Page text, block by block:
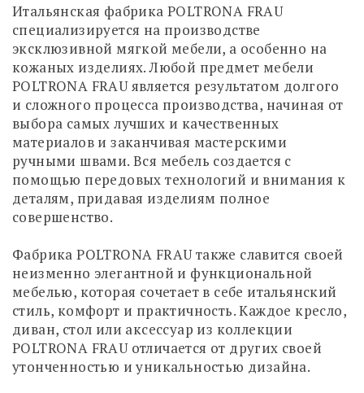
Итальянская фабрика POLTRONA FRAU
специализируется на производстве
эксклюзивной мягкой мебели, а особенно на
кожаных изделиях. Любой предмет мебели
POLTRONA FRAU является результатом долгого
и сложного процесса производства, начиная от
выбора самых лучших и качественных
материалов и заканчивая мастерскими
ручными швами. Вся мебель создается с
помощью передовых технологий и внимания к
деталям, придавая изделиям полное
совершенство.
Фабрика POLTRONA FRAU также славится своей
неизменно элегантной и функциональной
мебелью, которая сочетает в себе итальянский
стиль, комфорт и практичность. Каждое кресло,
диван, стол или аксессуар из коллекции
POLTRONA FRAU отличается от других своей
утонченностью и уникальностью дизайна.